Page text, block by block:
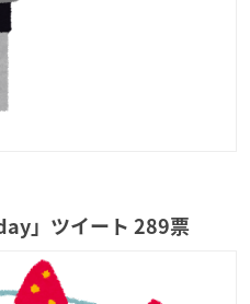
」ツイート 289票